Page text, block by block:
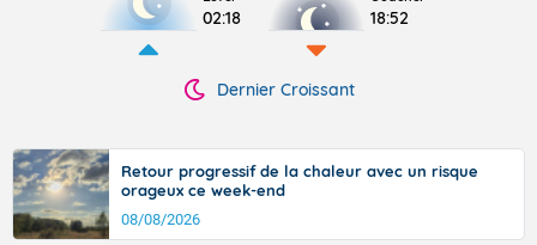
02:18 18:52
Dernier Croissant
Retour progressif de la chaleur avec un risque
orageux ce week-end
08/08/2026